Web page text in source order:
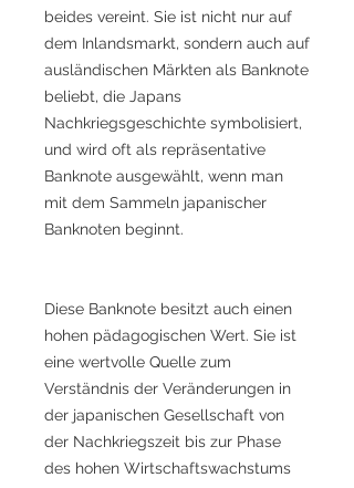
beides vereint. Sie ist nicht nur auf
dem Inlandsmarkt, sondern auch auf
ausländischen Märkten als Banknote
beliebt, die Japans
Nachkriegsgeschichte symbolisiert,
und wird oft als repräsentative
Banknote ausgewählt, wenn man
mit dem Sammeln japanischer
Banknoten beginnt.
Diese Banknote besitzt auch einen
hohen pädagogischen Wert. Sie ist
eine wertvolle Quelle zum
Verständnis der Veränderungen in
der japanischen Gesellschaft von
der Nachkriegszeit bis zur Phase
des hohen Wirtschaftswachstums